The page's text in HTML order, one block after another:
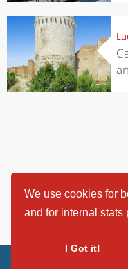
We use cookies for
and for internal stats
I Got it!
ViaggiArt - © 2013-2026